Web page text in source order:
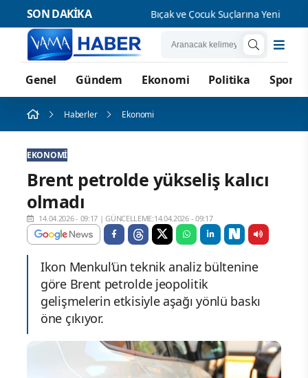
SON DAKİKA Bıçak ve Çocuk Suçlarına Yeni
Genel Gündem Ekonomi Politika Spor
Haberler Ekonomi
EKONOMI
Brent petrolde yükseliş kalıcı
olmadı
14.04.2026 - 09:17 |GÜNCELLEME:14.04.2026 - 09:17
Ikon Menkul’ün teknik analiz bültenine
göre Brent petrolde jeopolitik
gelişmelerin etkisiyle aşağı yönlü baskı
öne çıkıyor.